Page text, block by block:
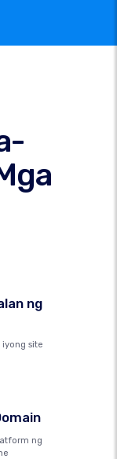
ng
site
ng